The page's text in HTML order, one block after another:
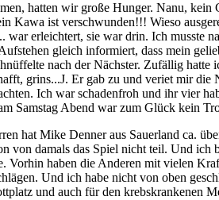
hatten wir große Hunger. Nanu, kein
Kawa ist verschwunden!!! Wieso
erleichtert, sie war drin. Ich musste
gleich informiert, dass mein
nach der Nächster. Zufällig hatte
grins...J. Er gab zu und veriet mir die
Ich war schadenfroh und ihr vier
Samstag Abend war zum Glück kein
hat Mike Denner aus Sauerland ca.
von damals das Spiel nicht teil. Und ich
haben die Anderen mit vielen
Und ich habe nicht von oben
und auch für den krebskrankenen